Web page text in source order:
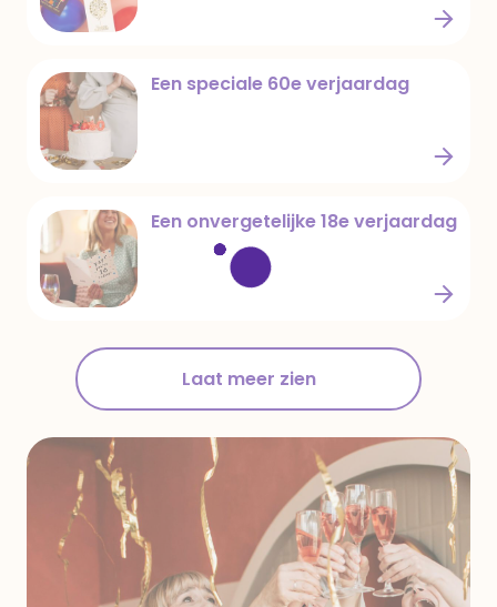
Een speciale 60e verjaardag
Een onvergetelijke 18e verjaardag
Laat meer zien